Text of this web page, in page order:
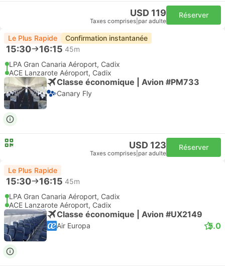
USD 119
Taxes comprises par adulte
Réserver
Le Plus Rapide Confirmation instantanée
15:30 16:15 45m
LPA Gran Canaria Aéroport, Cadix
ACE Lanzarote Aéroport, Cadix
Classe économique | Avion #PM733
Canary Fly
USD 123
Taxes comprises par adulte
Réserver
Le Plus Rapide
15:30 16:15 45m
LPA Gran Canaria Aéroport, Cadix
ACE Lanzarote Aéroport, Cadix
Classe économique | Avion #UX2149
Air Europa 5.0